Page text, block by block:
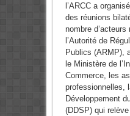
l’ARCC a
des réunions
nombre
l’Autorité de
Publics (ARMP),
le Ministère de
Commerce, les
professionnelles,
Développement
(DDSP) qui